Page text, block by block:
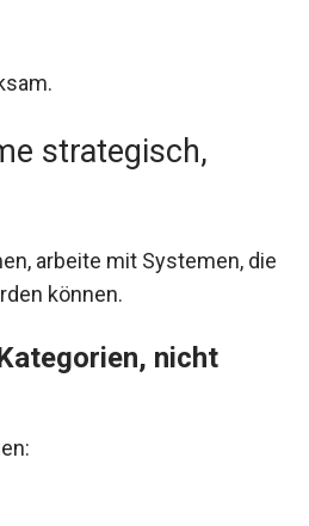
strategisch,
arbeite mit Systemen, die
können.
nicht